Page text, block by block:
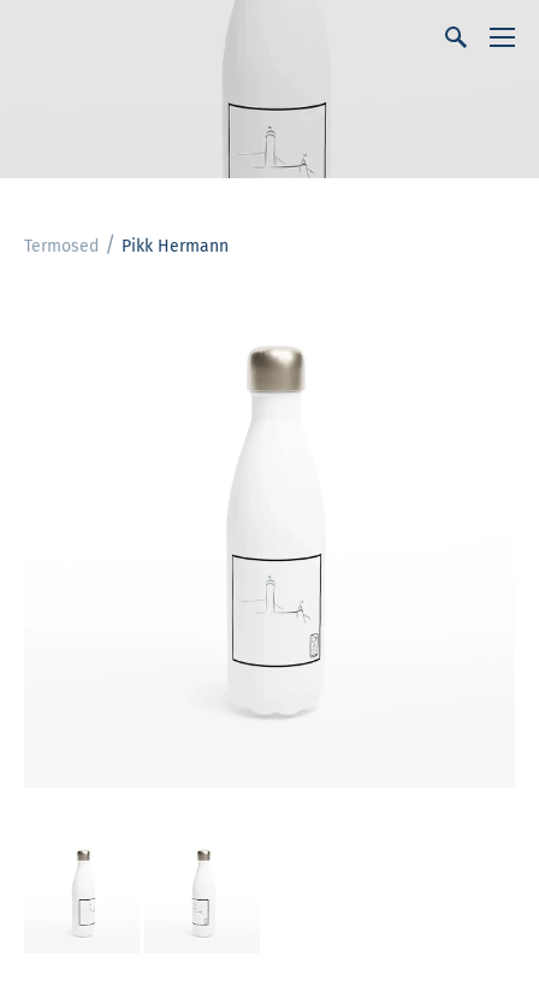
Termosed / Pikk Hermann